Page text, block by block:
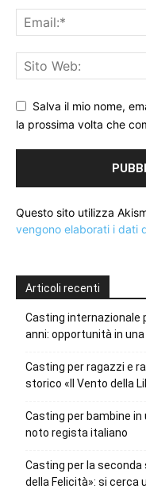
Salva il mio nome,
la prossima volta che
Questo sito utilizza
vengono elaborati i dati
Articoli recenti
Casting internazionale
anni: opportunità in
Casting per ragazzi e
storico «Il Vento della
Casting per bambine
noto regista italiano
Casting per la seconda
della Felicità»: si cerca